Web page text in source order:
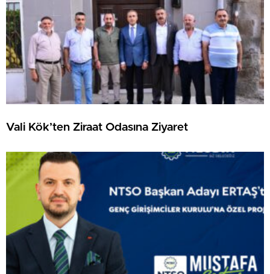
Vali Kök’ten Ziraat Odasına Ziyaret